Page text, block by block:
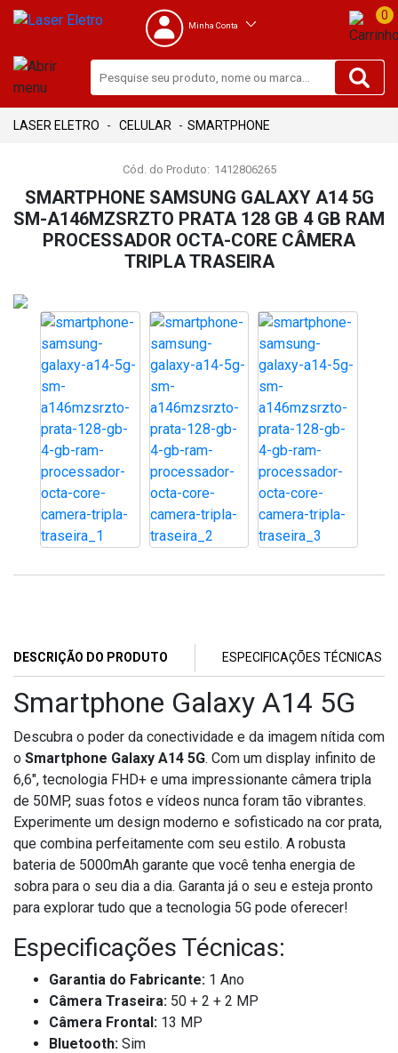
Minha Conta
0
CELULAR SMARTPHONE
Cód. do Produto: 1412806265
SMARTPHONE SAMSUNG GALAXY A14 5G
SM-A146MZSRZTO PRATA 128 GB 4 GB RAM
PROCESSADOR OCTA-CORE CÂMERA
TRIPLA TRASEIRA
DESCRIÇÃO DO PRODUTO ESPECIFICAÇÕES TÉCNICAS
Smartphone Galaxy A14 5G
Descubra o poder da conectividade e da imagem nítida com
o Smartphone Galaxy A14 5G. Com um display infinito de
6,6", tecnologia FHD+ e uma impressionante câmera tripla
de 50MP, suas fotos e vídeos nunca foram tão vibrantes.
Experimente um design moderno e sofisticado na cor prata,
que combina perfeitamente com seu estilo. A robusta
bateria de 5000mAh garante que você tenha energia de
sobra para o seu dia a dia. Garanta já o seu e esteja pronto
para explorar tudo que a tecnologia 5G pode oferecer!
Especificações Técnicas:
Garantia do Fabricante: 1 Ano
Câmera Traseira: 50 + 2 + 2 MP
Câmera Frontal: 13 MP
Bluetooth: Sim